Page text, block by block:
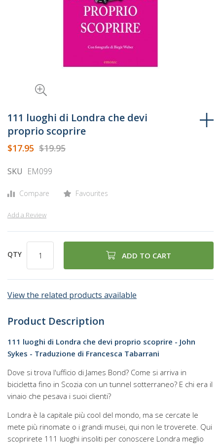
to
beginning
of
images
111 luoghi di Londra che devi
proprio scoprire
$17.95 $19.95
SKU EM099
Compare Favourites
Add a Review
QTY ADD TO CART
View the related products available
Product Description
111 luoghi di Londra che devi proprio scoprire - John
Sykes - Traduzione di Francesca Tabarrani
Dove si trova l'ufficio di James Bond? Come si arriva in
bicicletta fino in Scozia con un tunnel sotterraneo? E chi era il
vinaio che pesava i suoi clienti?
Londra è la capitale più cool del mondo, ma se cercate le
mete più rinomate o i grandi musei, qui non le troverete. Qui
scoprirete 111 luoghi insoliti per conoscere Londra meglio